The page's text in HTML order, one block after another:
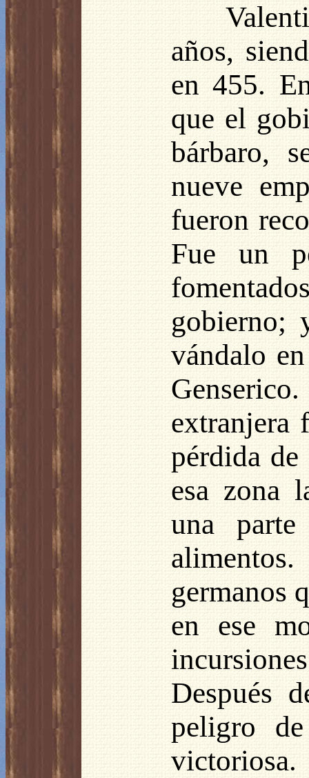
años,
en 455.
que el
bárbaro,
nueve
fueron
Fue un
gobierno;
vándalo
extranjera
pérdida
esa zona
una
germanos
en ese
Después
peligro
victoriosa.